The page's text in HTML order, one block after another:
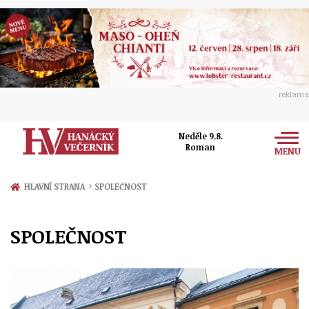
reklama
Neděle 9.8.
Roman
MENU
Zprávy
Přerov
Politika
Ekonomika
Kultura
Ženy
Sport
HLAVNÍ STRANA › SPOLEČNOST
SPOLEČNOST